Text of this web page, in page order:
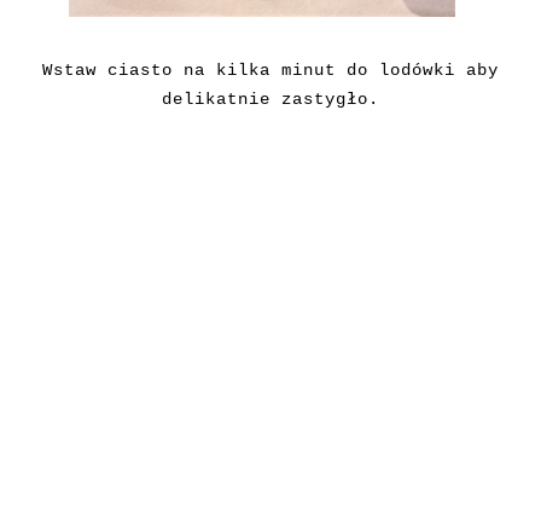
Wstaw ciasto na kilka minut do lodówki aby
delikatnie zastygło.